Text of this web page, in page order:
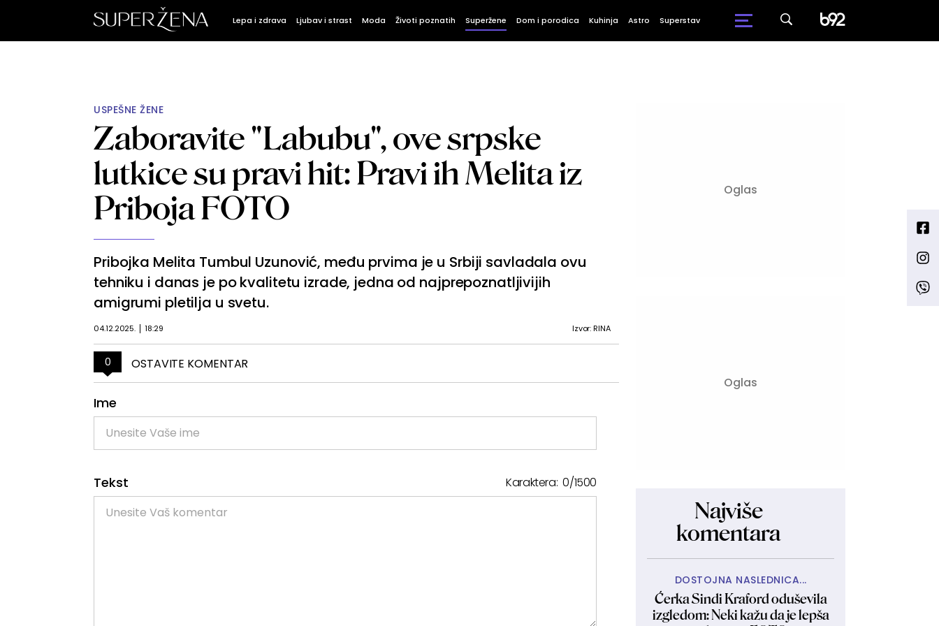
Lepa i zdrava Ljubav i strast Moda Životi poznatih Superžene Dom i porodica Kuhinja Astro Superstav
USPEŠNE ŽENE
Zaboravite "Labubu", ove srpske
lutkice su pravi hit: Pravi ih Melita iz
Priboja FOTO
Pribojka Melita Tumbul Uzunović, među prvima je u Srbiji savladala ovu
tehniku i danas je po kvalitetu izrade, jedna od najprepoznatljivijih
amigrumi pletilja u svetu.
04.12.2025. 18:29 Izvor: RINA
0 OSTAVITE KOMENTAR
Ime
Tekst Karaktera:0/1500
Najviše
komentara
DOSTOJNA NASLEDNICA...
Ćerka Sindi Kraford oduševila
izgledom: Neki kažu da je lepša